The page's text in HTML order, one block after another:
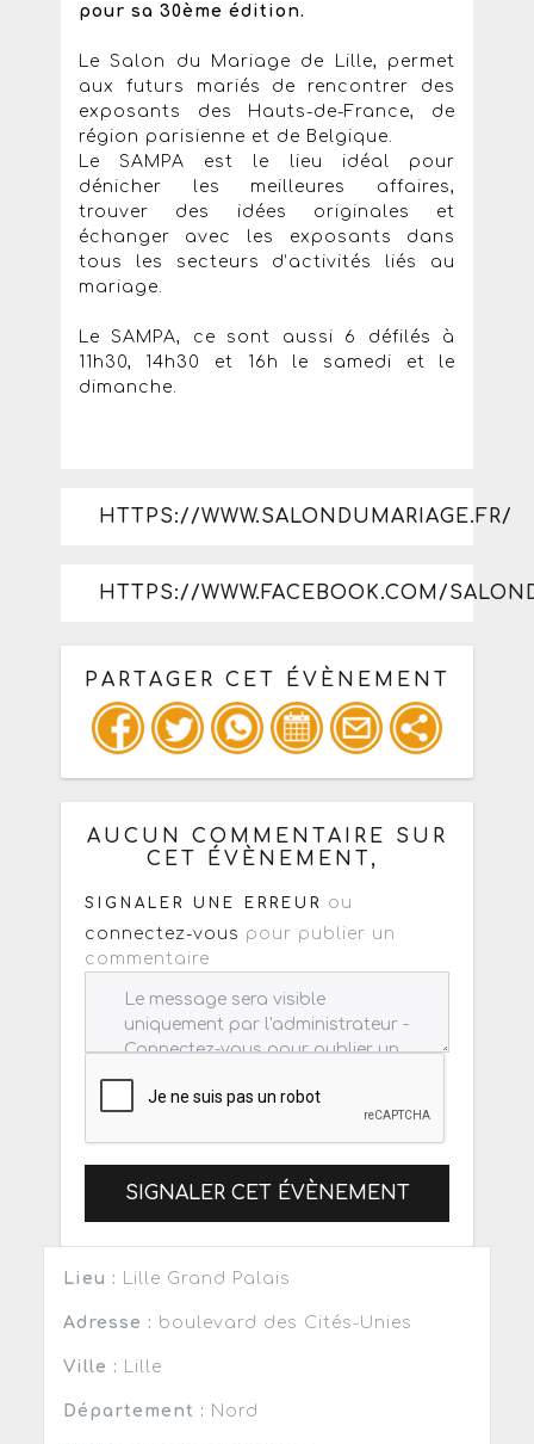
pour sa 30ème édition.
Le Salon du Mariage de Lille, permet
aux futurs mariés de rencontrer des
exposants des Hauts-de-France, de
région parisienne et de Belgique.
Le SAMPA est le lieu idéal pour
dénicher les meilleures affaires,
trouver des idées originales et
échanger avec les exposants dans
tous les secteurs d’activités liés au
mariage.
Le SAMPA, ce sont aussi 6 défilés à
11h30, 14h30 et 16h le samedi et le
dimanche.
HTTPS://WWW.SALONDUMARIAGE.FR/
HTTPS://WWW.FACEBOOK.COM/
PARTAGER CET ÉVÈNEMENT
Copiez les infos ci-dessous pour un
: mail / forum / réseau social
AUCUN COMMENTAIRE SUR
CET ÉVÈNEMENT,
SIGNALER UNE ERREUR
ou
connectez-vous pour publier un
commentaire
SIGNALER CET ÉVÈNEMENT
Lieu : Lille Grand Palais
Adresse : boulevard des Cités-Unies
Ville : Lille
Département : Nord